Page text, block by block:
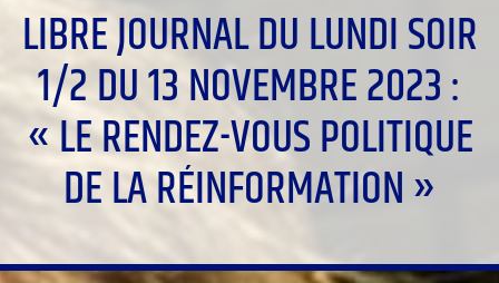
LIBRE JOURNAL DU LUNDI SOIR
1/2 DU 13 NOVEMBRE 2023 :
« LE RENDEZ-VOUS POLITIQUE
DE LA RÉINFORMATION »